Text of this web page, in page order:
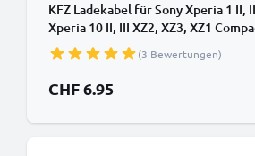
KFZ Ladekabel für Sony Xperia 1 II,
Xperia 10 II, III XZ2, XZ3, XZ1
2.4A Auto Ladegerät(3 Bewertungen)
CHF 6.95